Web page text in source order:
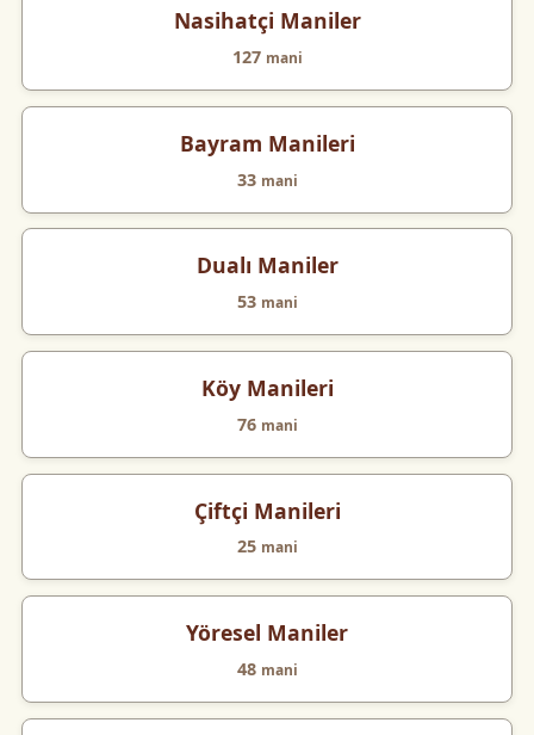
Nasihatçi Maniler
127 mani
Bayram Manileri
33 mani
Dualı Maniler
53 mani
Köy Manileri
76 mani
Çiftçi Manileri
25 mani
Yöresel Maniler
48 mani